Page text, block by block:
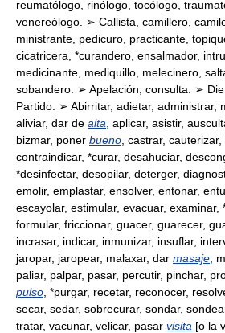
reumatólogo, rinólogo, tocólogo,
venereólogo. ➢ Callista, camillero,
ministrante, pedicuro, practicante,
cicatricera, *curandero, ensalmador,
medicinante, mediquillo, melecinero,
sobandero. ➢ Apelación, consulta. ➢
Partido. ➢ Abirritar, adietar, administrar,
aliviar, dar de alta , aplicar, asistir,
bizmar, poner bueno , castrar,
contraindicar, *curar, desahuciar,
*desinfectar, desopilar, deterger,
emolir, emplastar, ensolver, entonar,
escayolar, estimular, evacuar, examinar,
formular, friccionar, guacer, guarecer,
incrasar, indicar, inmunizar, insuflar,
jaropar, jaropear, malaxar, dar masaje ,
paliar, palpar, pasar, percutir, pinchar,
pulso , *purgar, recetar, reconocer,
secar, sedar, sobrecurar, sondar,
tratar, vacunar, velicar, pasar visita [o la